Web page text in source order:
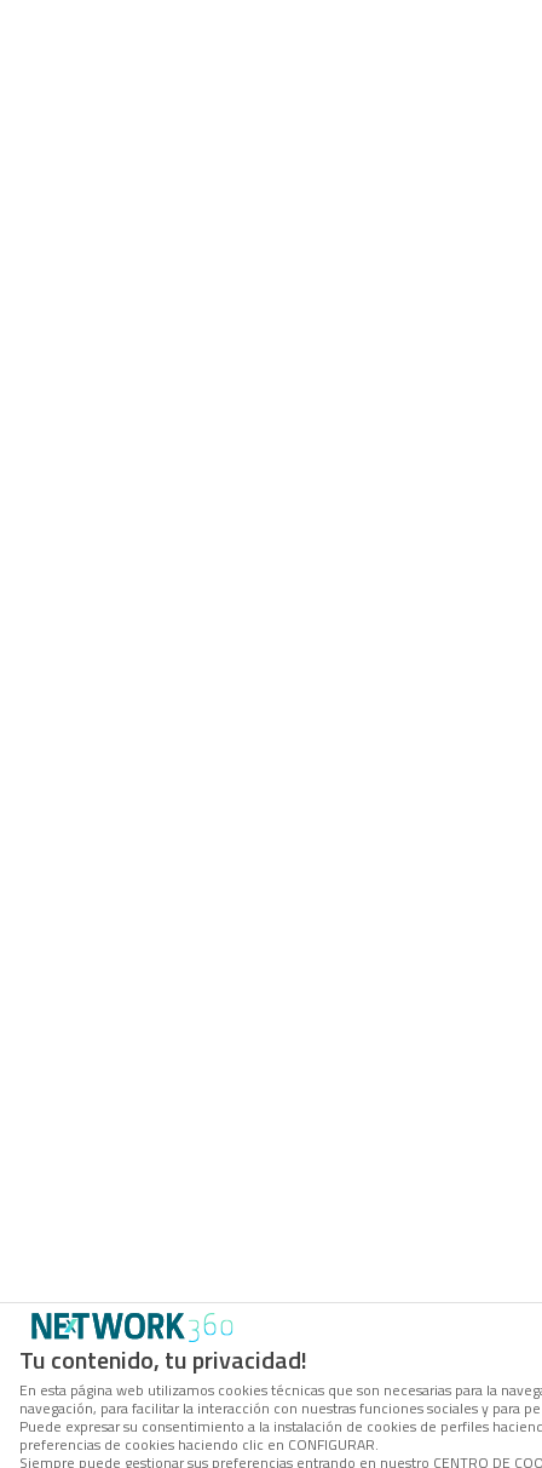
Tu contenido, tu privacidad!
En esta página web utilizamos cookies técnicas que son necesarias para la
navegación, para facilitar la interacción con nuestras funciones sociales y
Puede expresar su consentimiento a la instalación de cookies de perfiles
preferencias de cookies haciendo clic en CONFIGURAR.
Siempre puede gestionar sus preferencias entrando en nuestro CENTRO DE